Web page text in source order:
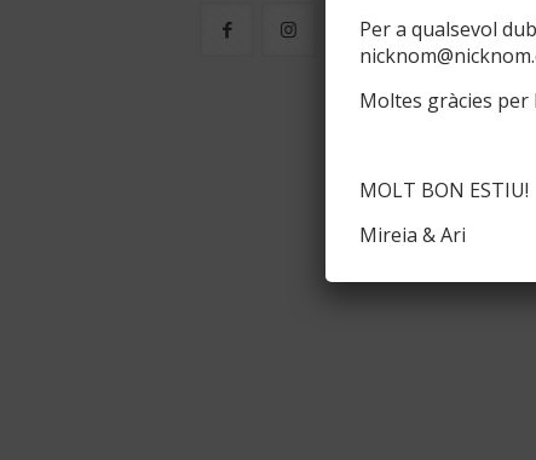
Per a qualsevol
Moltes gràcies per
MOLT BON ESTIU!
Mireia & Ari